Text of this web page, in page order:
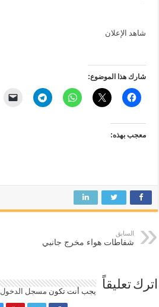
شاهد الإعلان
شارك هذا الموضوع:
معجب بهذه:
السابق
شفاطات هواء مخرج جانبي
اترك تعليقاً يجب أنت تكون مسجل الدخول